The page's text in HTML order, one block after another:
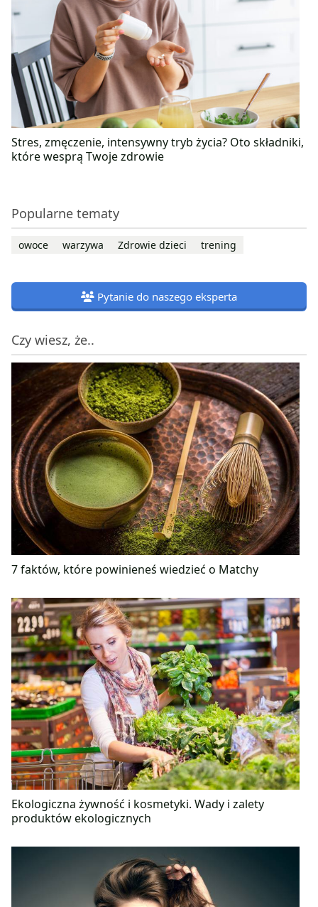
Stres, zmęczenie, intensywny tryb życia? Oto składniki,
które wesprą Twoje zdrowie
Popularne tematy
owoce warzywa Zdrowie dzieci trening
Pytanie do naszego eksperta
Czy wiesz, że..
7 faktów, które powinieneś wiedzieć o Matchy
Ekologiczna żywność i kosmetyki. Wady i zalety
produktów ekologicznych